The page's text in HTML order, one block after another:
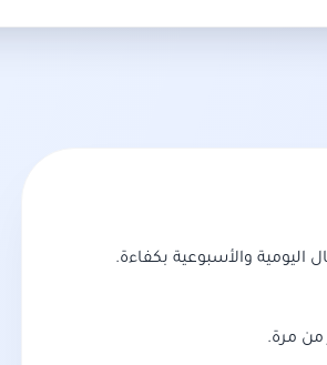
اليومية والأسبوعية بكفاءة.
من مرة.